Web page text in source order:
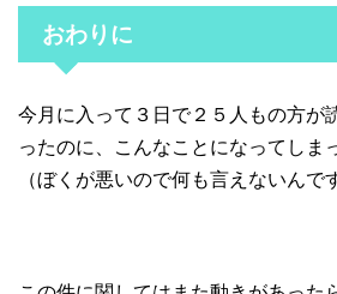
おわりに
今月に入って３日で２５人もの方が
ったのに、こんなことになってしま
（ぼくが悪いので何も言えないんで